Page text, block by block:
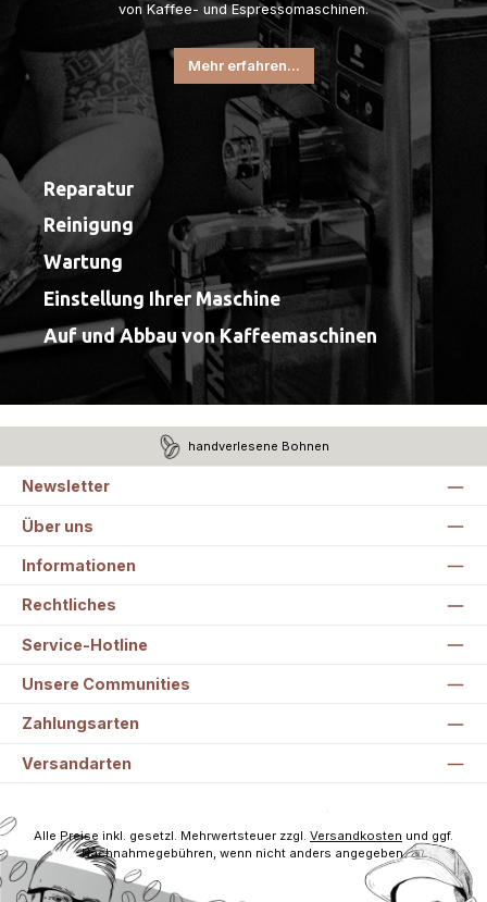
von Kaffee- und Espressomaschinen.
Mehr erfahren...
Reparatur
Reinigung
Wartung
Einstellung Ihrer Maschine
Auf und Abbau von Kaffeemaschinen
handverlesene Bohnen
Newsletter
Über uns
Informationen
Rechtliches
Service-Hotline
Unsere Communities
Zahlungsarten
Versandarten
Alle Preise inkl. gesetzl. Mehrwertsteuer zzgl. Versandkosten und ggf.
Nachnahmegebühren, wenn nicht anders angegeben.